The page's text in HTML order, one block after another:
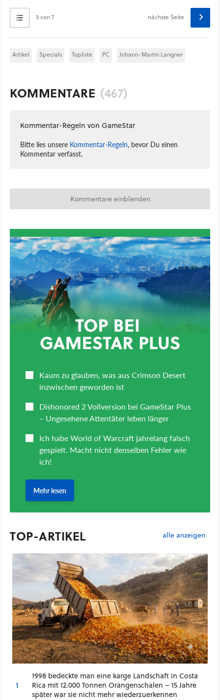
3 von 7 nächste Seite
Artikel Specials Topliste PC Johann-Martin Langner
KOMMENTARE (467)
Kommentar-Regeln von GameStar
Bitte lies unsere Kommentar-Regeln, bevor Du einen
Kommentar verfasst.
Kommentare einblenden
TOP-ARTIKEL alle anzeigen
1
1998 bedeckte man eine karge Landschaft in Costa
Rica mit 12.000 Tonnen Orangenschalen – 15 Jahre
später war sie nicht mehr wiederzuerkennen